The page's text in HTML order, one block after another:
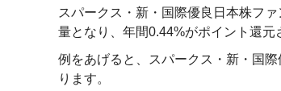
スパークス・新・国際優良日本株フ
量となり、年間0.44%がポイント還元
例をあげると、スパークス・新・国
ります。